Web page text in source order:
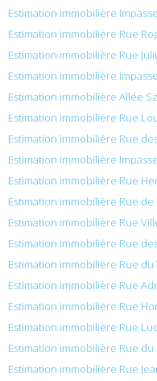
Estimation immobilière
Estimation immobilière Rue
Estimation immobilière Rue
Estimation immobilière
Estimation immobilière Allée
Estimation immobilière Rue
Estimation immobilière Rue
Estimation immobilière
Estimation immobilière Rue
Estimation immobilière Rue de
Estimation immobilière Rue
Estimation immobilière Rue
Estimation immobilière Rue
Estimation immobilière Rue
Estimation immobilière Rue
Estimation immobilière Rue
Estimation immobilière Rue
Estimation immobilière Rue